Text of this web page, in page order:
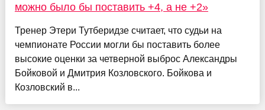
можно было бы поставить +4, а не +2»
Тренер Этери Тутберидзе считает, что судьи на
чемпионате России могли бы поставить более
высокие оценки за четверной выброс Александры
Бойковой и Дмитрия Козловского. Бойкова и
Козловский в...